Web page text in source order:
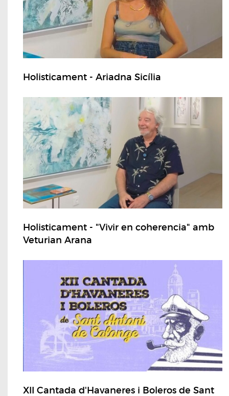
Holisticament - Ariadna Sicília
Holisticament - "Vivir en coherencia" amb
Veturian Arana
XII Cantada d'Havaneres i Boleros de Sant